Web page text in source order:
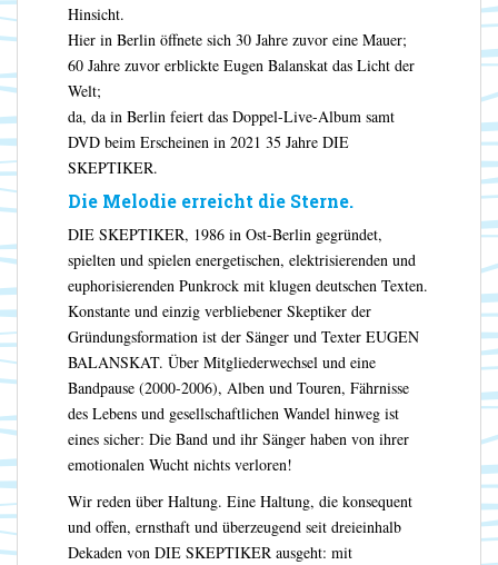
Hinsicht.
Hier in Berlin öffnete sich 30 Jahre zuvor eine Mauer;
60 Jahre zuvor erblickte Eugen Balanskat das Licht der
Welt;
da, da in Berlin feiert das Doppel-Live-Album samt
DVD beim Erscheinen in 2021 35 Jahre DIE
SKEPTIKER.
Die Melodie erreicht die Sterne.
DIE SKEPTIKER, 1986 in Ost-Berlin gegründet,
spielten und spielen energetischen, elektrisierenden und
euphorisierenden Punkrock mit klugen deutschen Texten.
Konstante und einzig verbliebener Skeptiker der
Gründungsformation ist der Sänger und Texter EUGEN
BALANSKAT. Über Mitgliederwechsel und eine
Bandpause (2000-2006), Alben und Touren, Fährnisse
des Lebens und gesellschaftlichen Wandel hinweg ist
eines sicher: Die Band und ihr Sänger haben von ihrer
emotionalen Wucht nichts verloren!
Wir reden über Haltung. Eine Haltung, die konsequent
und offen, ernsthaft und überzeugend seit dreieinhalb
Dekaden von DIE SKEPTIKER ausgeht: mit